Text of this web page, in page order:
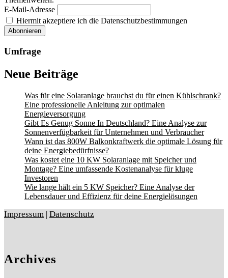
E-Mail-Adresse
Hiermit akzeptiere ich die Datenschutzbestimmungen
Umfrage
Neue Beiträge
Was für eine Solaranlage brauchst du für einen Kühlschrank?
Eine professionelle Anleitung zur optimalen
Energieversorgung
Gibt Es Genug Sonne In Deutschland? Eine Analyse zur
Sonnenverfügbarkeit für Unternehmen und Verbraucher
Wann ist das 800W Balkonkraftwerk die optimale Lösung für
deine Energiebedürfnisse?
Was kostet eine 10 KW Solaranlage mit Speicher und
Montage? Eine umfassende Kostenanalyse für kluge
Investoren
Wie lange hält ein 5 KW Speicher? Eine Analyse der
Lebensdauer und Effizienz für deine Energielösungen
Impressum | Datenschutz
Archives